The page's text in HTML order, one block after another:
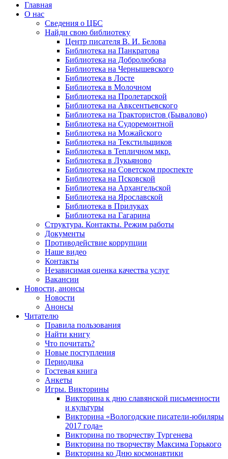
Главная
О нас
Сведения о ЦБС
Найди свою библиотеку
Центр писателя В. И. Белова
Библиотека на Панкратова
Библиотека на Добролюбова
Библиотека на Чернышевского
Библиотека в Лосте
Библиотека в Молочном
Библиотека на Пролетарской
Библиотека на Авксентьевского
Библиотека на Трактористов (Бывалово)
Библиотека на Судоремонтной
Библиотека на Можайского
Библиотека на Текстильщиков
Библиотека в Тепличном мкр.
Библиотека в Лукьяново
Библиотека на Советском проспекте
Библиотека на Псковской
Библиотека на Архангельской
Библиотека на Ярославской
Библиотека в Прилуках
Библиотека на Гагарина
Структура. Контакты. Режим работы
Документы
Противодействие коррупции
Наше видео
Контакты
Независимая оценка качества услуг
Вакансии
Новости, анонсы
Новости
Анонсы
Читателю
Правила пользования
Найти книгу
Что почитать?
Новые поступления
Периодика
Гостевая книга
Анкеты
Игры. Викторины
Викторина к дню славянской письменности
и культуры
Викторина «Вологодские писатели-юбиляры
2017 года»
Викторина по творчеству Тургенева
Викторина по творчеству Максима Горького
Викторина ко Дню космонавтики